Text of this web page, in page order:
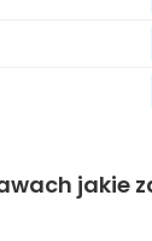
jakie